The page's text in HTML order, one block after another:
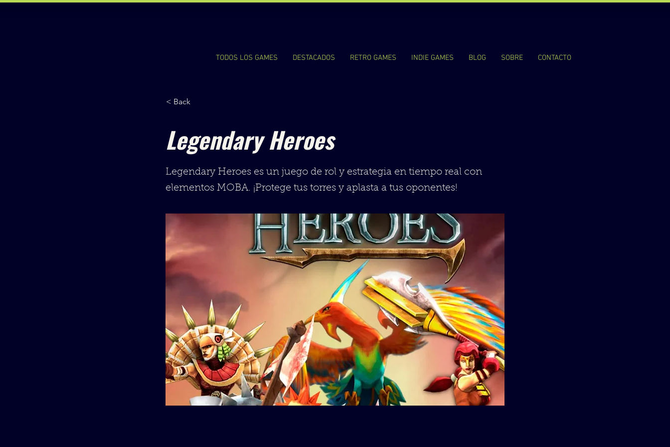
TODOS LOS GAMES DESTACADOS RETRO GAMES INDIE GAMES BLOG SOBRE CONTACTO
< Back
Legendary Heroes
Legendary Heroes es un juego de rol y estrategia en tiempo real con
elementos MOBA. ¡Protege tus torres y aplasta a tus oponentes!